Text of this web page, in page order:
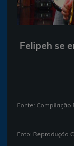
Felipeh se
Fonte: Compilação
Foto: Reprodução